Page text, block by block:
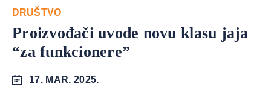
DRUŠTVO
Proizvođači uvode novu klasu jaja
“za funkcionere”
17. MAR. 2025.